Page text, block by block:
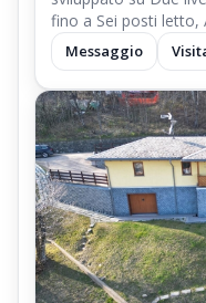
fino a Sei posti letto,
Messaggio